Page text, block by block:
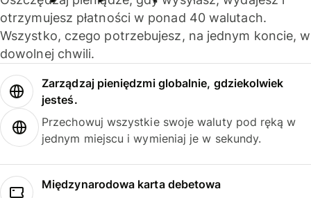
otrzymujesz płatności w ponad 40 walutach.
Wszystko, czego potrzebujesz, na jednym koncie, w
dowolnej chwili.
Zarządzaj pieniędzmi globalnie, gdziekolwiek
jesteś.
Przechowuj wszystkie swoje waluty pod ręką w
jednym miejscu i wymieniaj je w sekundy.
Międzynarodowa karta debetowa